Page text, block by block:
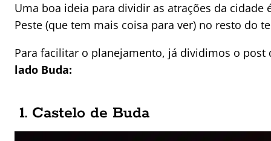
Uma boa ideia para dividir as atrações da
Peste (que tem mais coisa para ver) no resto do
Para facilitar o planejamento, já dividimos o post
lado Buda:
1. Castelo de Buda